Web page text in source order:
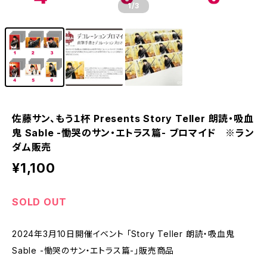
1/3
佐藤サン、もう１杯 Presents Story Teller 朗読・吸血
鬼 Sable -慟哭のサン・エトラス篇- ブロマイド ※ラン
ダム販売
¥1,100
SOLD OUT
2024年3月10日開催イベント 「Story Teller 朗読・吸血鬼
Sable -慟哭のサン・エトラス篇-」販売商品